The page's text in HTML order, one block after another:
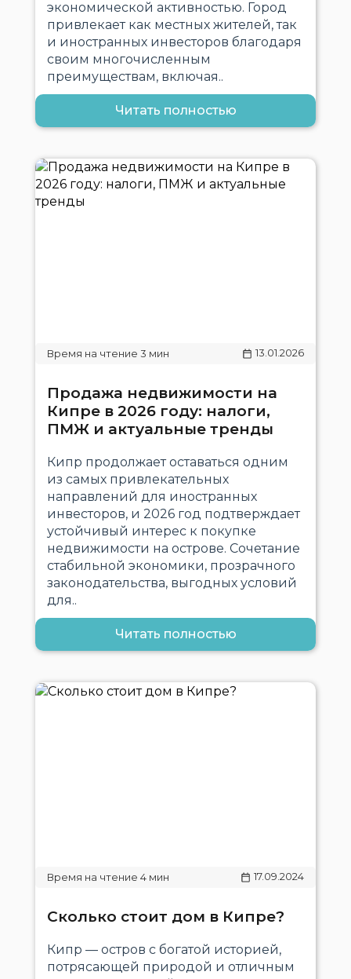
экономической активностью. Город
привлекает как местных жителей, так
и иностранных инвесторов благодаря
своим многочисленным
преимуществам, включая..
Читать полностью
13.01.2026
Продажа недвижимости на
Кипре в 2026 году: налоги,
ПМЖ и актуальные тренды
Кипр продолжает оставаться одним
из самых привлекательных
направлений для иностранных
инвесторов, и 2026 год подтверждает
устойчивый интерес к покупке
недвижимости на острове. Сочетание
стабильной экономики, прозрачного
законодательства, выгодных условий
для..
Читать полностью
17.09.2024
Сколько стоит дом в Кипре?
Кипр — остров с богатой историей,
потрясающей природой и отличным